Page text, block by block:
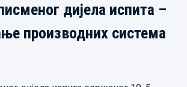
дијела испита –
производних система